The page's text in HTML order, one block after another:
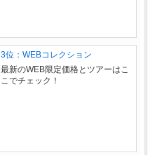
3位：WEBコレクション
最新のWEB限定価格とツアーはこ
こでチェック！